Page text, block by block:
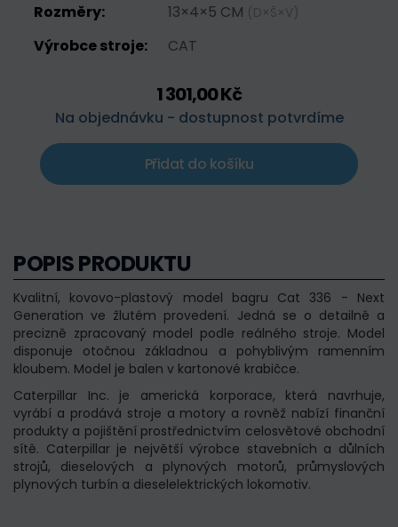
Rozměry:
13×4×5 CM (D×Š×V)
Výrobce stroje: CAT
1 301,00 Kč
Na objednávku - dostupnost potvrdíme
Přidat do košíku
POPIS PRODUKTU
Kvalitní, kovovo-plastový model bagru Cat 336 - Next
Generation ve žlutém provedení. Jedná se o detailně a
precizně zpracovaný model podle reálného stroje. Model
disponuje otočnou základnou a pohyblivým ramenním
kloubem. Model je balen v kartonové krabičce.
Caterpillar Inc. je americká korporace, která navrhuje,
vyrábí a prodává stroje a motory a rovněž nabízí finanční
produkty a pojištění prostřednictvím celosvětové obchodní
sítě. Caterpillar je největší výrobce stavebních a důlních
strojů, dieselových a plynových motorů, průmyslových
plynových turbín a dieselelektrických lokomotiv.